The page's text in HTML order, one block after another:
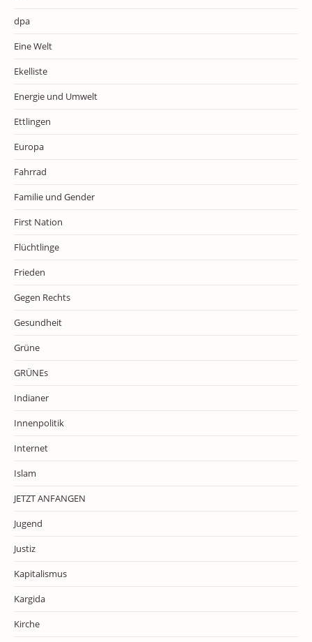
dpa
Eine Welt
Ekelliste
Energie und Umwelt
Ettlingen
Europa
Fahrrad
Familie und Gender
First Nation
Flüchtlinge
Frieden
Gegen Rechts
Gesundheit
Grüne
GRÜNEs
Indianer
Innenpolitik
Internet
Islam
JETZT ANFANGEN
Jugend
Justiz
Kapitalismus
Kargida
Kirche